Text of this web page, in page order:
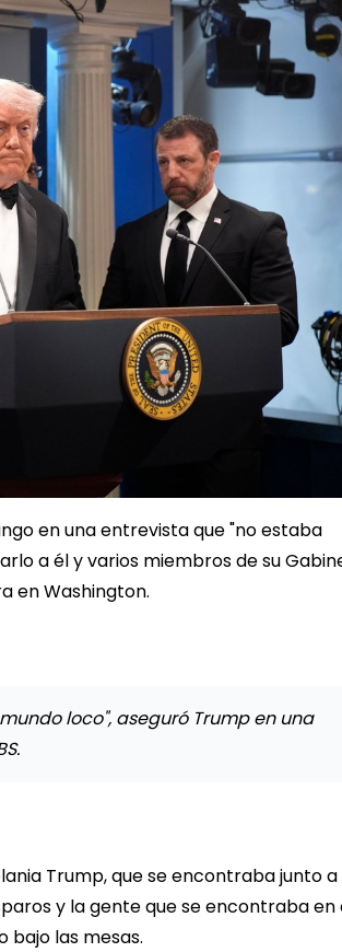
en una entrevista que "no estaba
a él y varios miembros de su
en Washington.
loco", aseguró Trump en una
Trump, que se encontraba junto a
y la gente que se encontraba en
bajo las mesas.